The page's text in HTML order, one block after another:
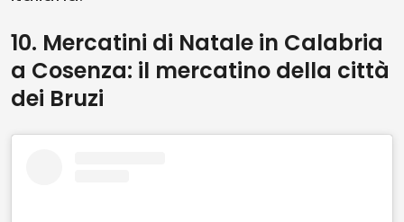
10. Mercatini di Natale in Calabria
a Cosenza: il mercatino della città
dei Bruzi